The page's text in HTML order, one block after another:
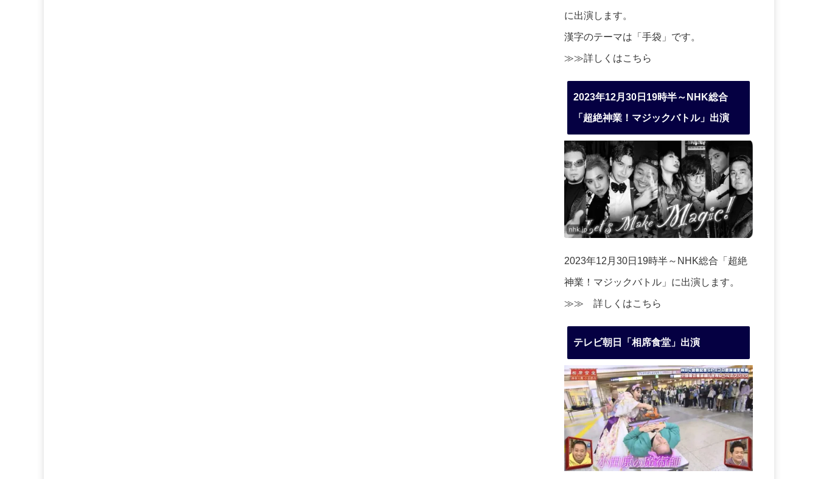
に出演します。
漢字のテーマは「手袋」です。
≫≫詳しくはこちら
2023年12月30日19時半～NHK総合
「超絶神業！マジックバトル」出演
2023年12月30日19時半～NHK総合「超絶
神業！マジックバトル」に出演します。
≫≫ 詳しくはこちら
テレビ朝日「相席食堂」出演